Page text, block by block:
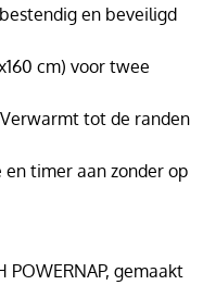
en beveiligd
cm) voor twee
Verwarmt tot de randen
en timer aan zonder op
POWERNAP, gemaakt